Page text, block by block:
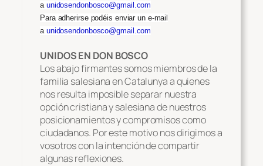
a unidosendonbosco@gmail.com
Para adherirse podéis enviar un e-mail
a unidosendonbosco@gmail.com
UNIDOS EN DON BOSCO
Los abajo firmantes somos miembros de la
familia salesiana en Catalunya a quienes
nos resulta imposible separar nuestra
opción cristiana y salesiana de nuestros
posicionamientos y compromisos como
ciudadanos. Por este motivo nos dirigimos a
vosotros con la intención de compartir
algunas reflexiones.